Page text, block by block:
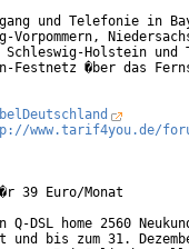
und Telefonie in
Vorpommern,
Holstein und
Festnetz �ber das
www.tarif4you.de/
39 Euro/Monat
DSL home 2560
und bis zum 31.